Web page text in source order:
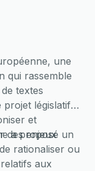
du transport
intermédiaire
une
qui rassemble
textes
projet législatif.
et
des enjeux
a proposé un
rationaliser ou
aux